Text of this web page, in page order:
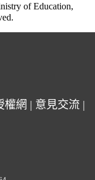
of Education,
權網 | 意見交流 |